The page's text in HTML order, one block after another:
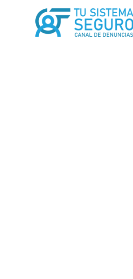
contenido